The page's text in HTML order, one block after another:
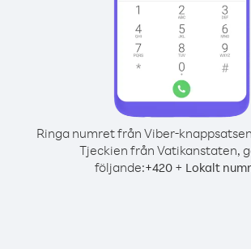
Ringa numret från Viber-
Tjeckien från Vatikanstaten,
följande:+420+ Lokalt